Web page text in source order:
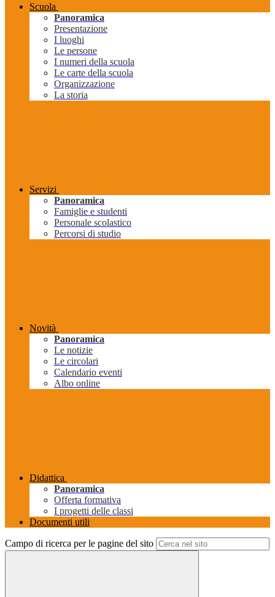
Scuola
Panoramica
Presentazione
I luoghi
Le persone
I numeri della scuola
Le carte della scuola
Organizzazione
La storia
Servizi
Panoramica
Famiglie e studenti
Personale scolastico
Percorsi di studio
Novità
Panoramica
Le notizie
Le circolari
Calendario eventi
Albo online
Didattica
Panoramica
Offerta formativa
I progetti delle classi
Documenti utili
Campo di ricerca per le pagine del sito